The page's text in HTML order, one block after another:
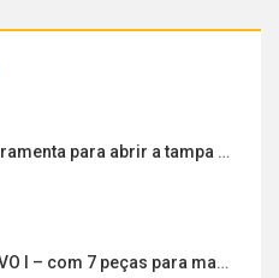
CR 368 B – Ferramenta para abrir a tampa do conjunto mecatrônica
CR 343 A KIT EVO I – com 7 peças para manutenção em motores FORD DRAGON